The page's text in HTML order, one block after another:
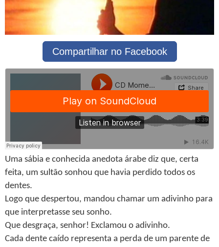
Compartilhar no Facebook
Uma sábia e conhecida anedota árabe diz que, certa
feita, um sultão sonhou que havia perdido todos os
dentes.
Logo que despertou, mandou chamar um adivinho para
que interpretasse seu sonho.
Que desgraça, senhor! Exclamou o adivinho.
Cada dente caído representa a perda de um parente de